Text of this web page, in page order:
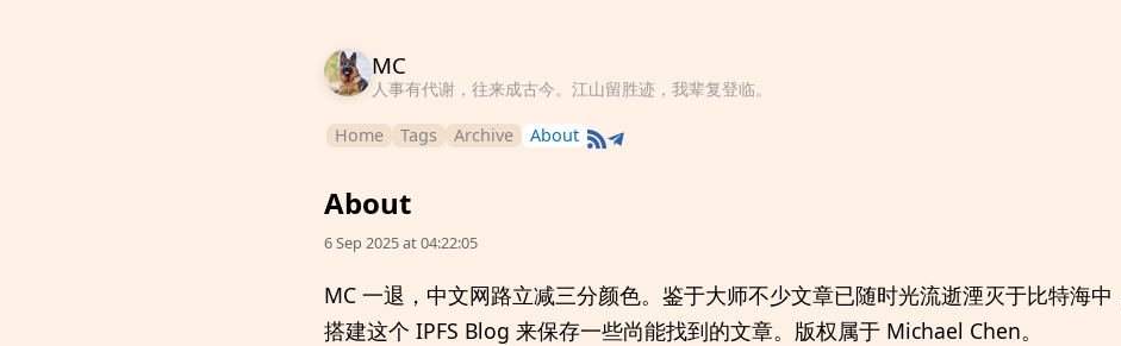
MC
人事有代谢，往来成古今。江山留胜迹，我辈复登临。
Home Tags Archive About
About
6 Sep 2025 at 04:22:05
MC 一退，中文网路立减三分颜色。鉴于大师不少文章已随时光流逝湮灭于比特海中
搭建这个 IPFS Blog 来保存一些尚能找到的文章。版权属于 Michael Chen。